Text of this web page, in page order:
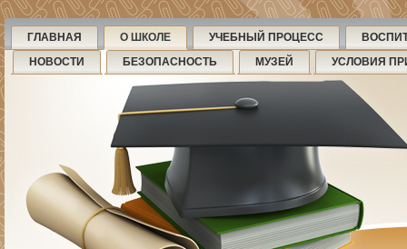
ГЛАВНАЯ О ШКОЛЕ УЧЕБНЫЙ ПРОЦЕСС
НОВОСТИ
БЕЗОПАСНОСТЬ МУЗЕЙ УСЛОВИЯ